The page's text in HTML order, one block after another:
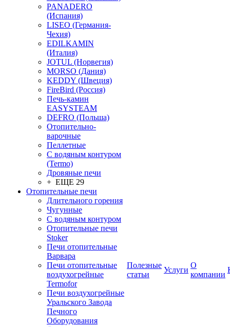
PANADERO
(Испания)
LISEO (Германия-
Чехия)
EDILKAMIN
(Италия)
JOTUL (Норвегия)
MORSO (Дания)
KEDDY (Швеция)
FireBird (Россия)
Печь-камин
EASYSTEAM
DEFRO (Польша)
Отопительно-
варочные
Пеллетные
С водяным контуром
(Termo)
Дровяные печи
+ ЕЩЕ 29
Отопительные печи
Длительного горения
Чугунные
C водяным контуром
Отопительные печи
Stoker
Печи отопительные
Варвара
Печи отопительные
воздухогрейные
Termofor
Печи воздухогрейные
Уральского Завода
Печного
Оборудования
Полезные
статьи
Услуги
О
компании